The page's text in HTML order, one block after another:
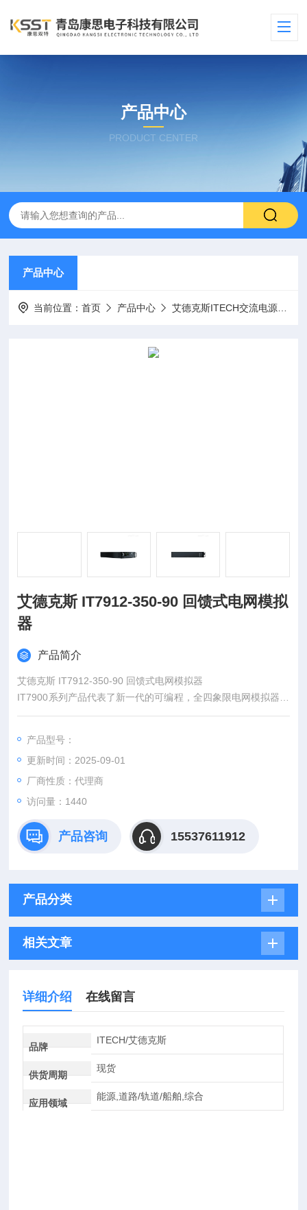
产品中心
PRODUCT CENTER
产品中心
当前位置：首页 产品中心 艾德克斯ITECH交流电源
艾德克斯 IT7912-350-90 回馈式电网模拟
器
产品简介
艾德克斯 IT7912-350-90 回馈式电网模拟器
IT7900系列产品代表了新一代的可编程，全四象限电网模拟器，
同时还可作为四象限功率放大器，适用于各类并网产品的测试。
回路模拟（PHiL）等等。提供专业的孤岛测试模式，用户可设定
R,L,C及有功，无功功率参数，模拟电网非线性负载，实现防孤
岛效应保护认证测试。
产品型号：
更新时间：2025-09-01
厂商性质：代理商
访问量：1440
产品咨询 15537611912
产品分类
相关文章
详细介绍 在线留言
品牌
ITECH/艾德克斯
供货周期
现货
应用领域
能源,道路/轨道/船舶,综合